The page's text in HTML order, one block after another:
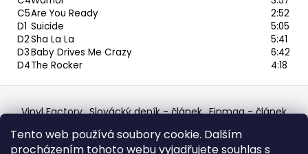
Tento web používá soubory cookie. Dalším
procházením tohoto webu vyjadřujete souhlas s
C5Are You Ready
2:52
D1 Suicide
5:05
D2Sha La La
5:41
D3Baby Drives Me Crazy
6:42
D4The Rocker 4:18
Z
á Vinyl Factory Slovácký deník - článek Finmag - článek
Discogs Profile Facebook výběr z hroznů
Top prodejce mincí Aukro